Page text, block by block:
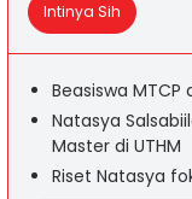
Intinya Sih
Beasiswa
Natasya
Master di UTHM
Riset Natasya